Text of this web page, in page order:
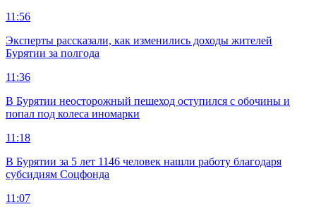
11:56
Эксперты рассказали, как изменились доходы жителей
Бурятии за полгода
11:36
В Бурятии неосторожный пешеход оступился с обочины и
попал под колеса иномарки
11:18
В Бурятии за 5 лет 1146 человек нашли работу благодаря
субсидиям Соцфонда
11:07